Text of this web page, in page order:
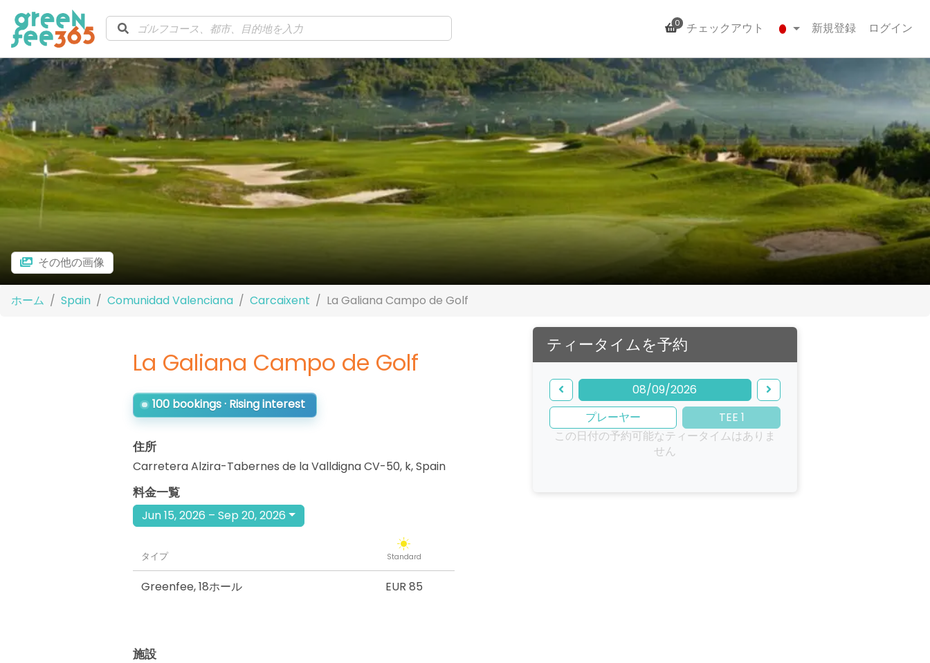
0 チェックアウト 新規登録 ログイン
その他の画像
ホーム Spain Comunidad Valenciana Carcaixent La Galiana Campo de Golf
La Galiana Campo de Golf
100 bookings · Rising interest
住所
Carretera Alzira-Tabernes de la Valldigna CV-50, k,Spain
ティータイムを予約
08/09/2026
プレーヤー
TEE 1
この日付の予約可能なティータイムはありま
せん
料金一覧
Jun 15, 2026 – Sep 20, 2026
タイプ Standard
Greenfee,18ホール EUR 85
施設